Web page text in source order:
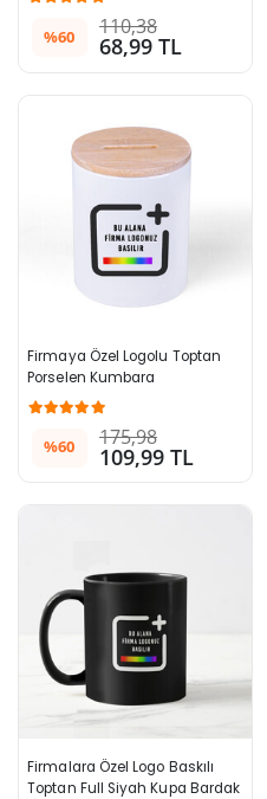
%60 110,38
68,99 TL
Firmaya Özel Logolu Toptan
Porselen Kumbara
%60 175,98
109,99 TL
Firmalara Özel Logo Baskılı
Toptan Full Siyah Kupa Bardak